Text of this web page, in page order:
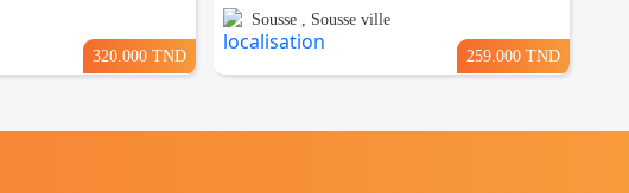
320.000 TND
Sousse , Sousse ville
259.000 TND